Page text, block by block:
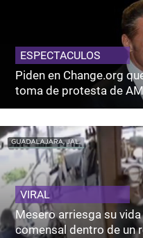
ESPECTACULOS
Piden en Change.org
toma de protesta de
VIRAL
Mesero arriesga su
comensal dentro de un